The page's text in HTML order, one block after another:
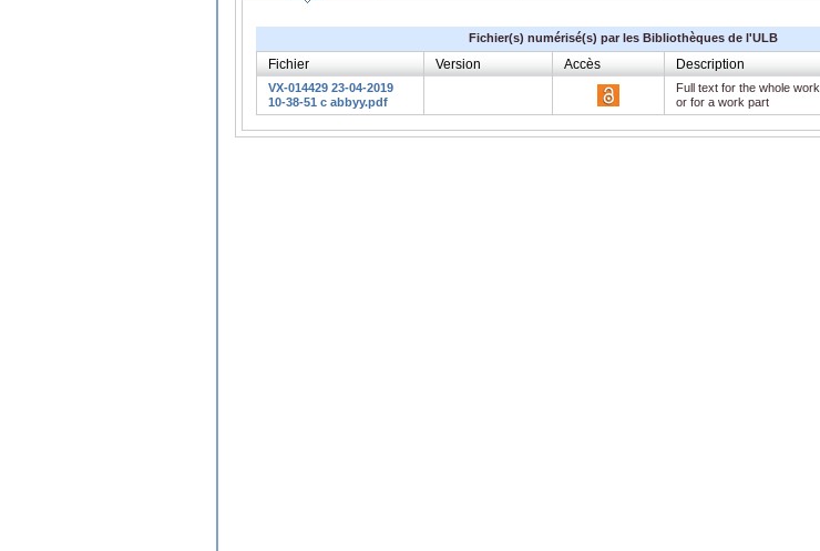
Fichier(s) numérisé(s) par les Bibliothèques de l'ULB
Fichier Version Accès Description
VX-014429 23-04-2019
10-38-51 c abbyy.pdf
Full text for the whole work,
or for a work part